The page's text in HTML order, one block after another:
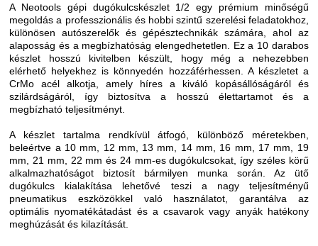
A Neotools gépi dugókulcskészlet 1/2 egy prémium minőségű
megoldás a professzionális és hobbi szintű szerelési feladatokhoz,
különösen autószerelők és gépésztechnikák számára, ahol az
alaposság és a megbízhatóság elengedhetetlen. Ez a 10 darabos
készlet hosszú kivitelben készült, hogy még a nehezebben
elérhető helyekhez is könnyedén hozzáférhessen. A készletet a
CrMo acél alkotja, amely híres a kiváló kopásállóságáról és
szilárdságáról, így biztosítva a hosszú élettartamot és a
megbízható teljesítményt.
A készlet tartalma rendkívül átfogó, különböző méretekben,
beleértve a 10 mm, 12 mm, 13 mm, 14 mm, 16 mm, 17 mm, 19
mm, 21 mm, 22 mm és 24 mm-es dugókulcsokat, így széles körű
alkalmazhatóságot biztosít bármilyen munka során. Az ütő
dugókulcs kialakítása lehetővé teszi a nagy teljesítményű
pneumatikus eszközökkel való használatot, garantálva az
optimális nyomatékátadást és a csavarok vagy anyák hatékony
meghúzását és kilazítását.